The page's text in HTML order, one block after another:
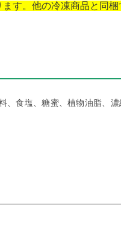
ます。他の冷凍商品と同梱
食塩、糖蜜、植物油脂、